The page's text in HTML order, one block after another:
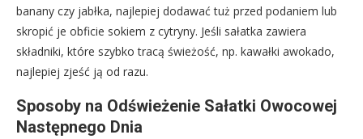
banany czy jabłka, najlepiej dodawać tuż przed podaniem lub
skropić je obficie sokiem z cytryny. Jeśli sałatka zawiera
składniki, które szybko tracą świeżość, np. kawałki awokado,
najlepiej zjeść ją od razu.
Sposoby na Odświeżenie Sałatki Owocowej
Następnego Dnia